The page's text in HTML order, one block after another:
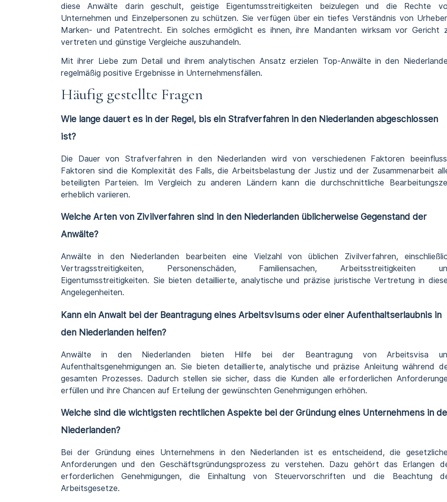
diese Anwälte darin geschult, geistige Eigentumsstreitigkeiten beizulegen und die Rechte
Unternehmen und Einzelpersonen zu schützen. Sie verfügen über ein tiefes Verständnis von
Marken- und Patentrecht. Ein solches ermöglicht es ihnen, ihre Mandanten wirksam vor Gericht
vertreten und günstige Vergleiche auszuhandeln.
Mit ihrer Liebe zum Detail und ihrem analytischen Ansatz erzielen Top-Anwälte in den
regelmäßig positive Ergebnisse in Unternehmensfällen.
Häufig gestellte Fragen
Wie lange dauert es in der Regel, bis ein Strafverfahren in den Niederlanden abgeschlossen
ist?
Die Dauer von Strafverfahren in den Niederlanden wird von verschiedenen Faktoren
Faktoren sind die Komplexität des Falls, die Arbeitsbelastung der Justiz und der Zusammenarbeit
beteiligten Parteien. Im Vergleich zu anderen Ländern kann die durchschnittliche
erheblich variieren.
Welche Arten von Zivilverfahren sind in den Niederlanden üblicherweise Gegenstand der
Anwälte?
Anwälte in den Niederlanden bearbeiten eine Vielzahl von üblichen Zivilverfahren,
Vertragsstreitigkeiten, Personenschäden, Familiensachen, Arbeitsstreitigkeiten
Eigentumsstreitigkeiten. Sie bieten detaillierte, analytische und präzise juristische Vertretung in
Angelegenheiten.
Kann ein Anwalt bei der Beantragung eines Arbeitsvisums oder einer Aufenthaltserlaubnis in
den Niederlanden helfen?
Anwälte in den Niederlanden bieten Hilfe bei der Beantragung von Arbeitsvisa
Aufenthaltsgenehmigungen an. Sie bieten detaillierte, analytische und präzise Anleitung während
gesamten Prozesses. Dadurch stellen sie sicher, dass die Kunden alle erforderlichen
erfüllen und ihre Chancen auf Erteilung der gewünschten Genehmigungen erhöhen.
Welche sind die wichtigsten rechtlichen Aspekte bei der Gründung eines Unternehmens in
Niederlanden?
Bei der Gründung eines Unternehmens in den Niederlanden ist es entscheidend, die
Anforderungen und den Geschäftsgründungsprozess zu verstehen. Dazu gehört das Erlangen
erforderlichen Genehmigungen, die Einhaltung von Steuervorschriften und die Beachtung
Arbeitsgesetze.